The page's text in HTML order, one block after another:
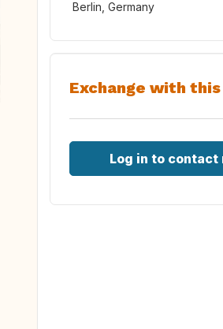
Berlin, Germany
Exchange with
Log in to contact